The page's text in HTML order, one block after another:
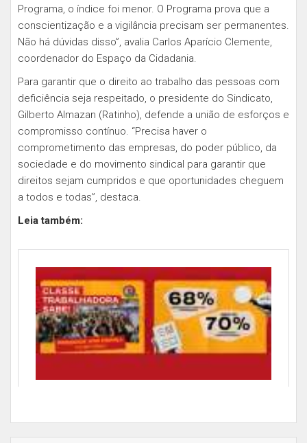
Programa, o índice foi menor. O Programa prova que a
conscientização e a vigilância precisam ser permanentes.
Não há dúvidas disso”, avalia Carlos Aparício Clemente,
coordenador do Espaço da Cidadania.
Para garantir que o direito ao trabalho das pessoas com
deficiência seja respeitado, o presidente do Sindicato,
Gilberto Almazan (Ratinho), defende a união de esforços e
compromisso contínuo. “Precisa haver o
comprometimento das empresas, do poder público, da
sociedade e do movimento sindical para garantir que
direitos sejam cumpridos e que oportunidades cheguem
a todos e todas”, destaca.
Leia também: